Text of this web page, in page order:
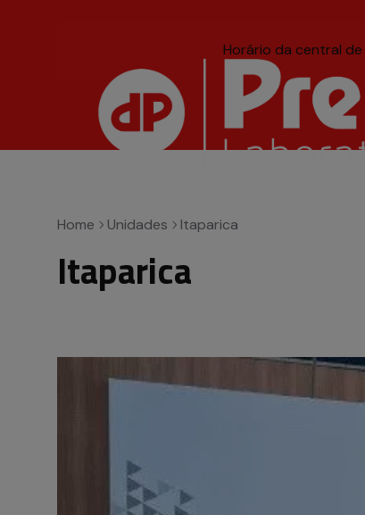
Horário da central
Título acessível,
Home Unidades Itaparica
Itaparica